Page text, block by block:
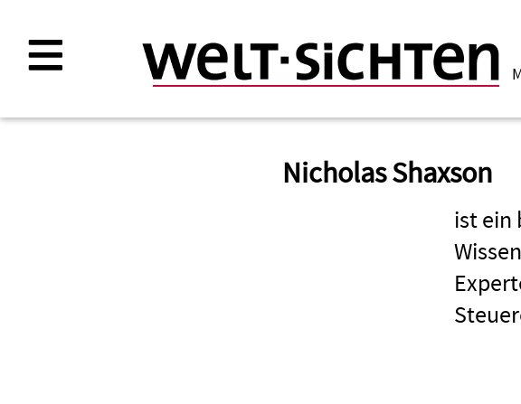
Inhalt
Nicholas Shaxson
ist ein